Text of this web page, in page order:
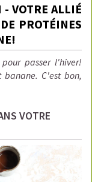
- VOTRE ALLIÉ
PROTÉINES
passer l'hiver!
C'est bon,
VOTRE